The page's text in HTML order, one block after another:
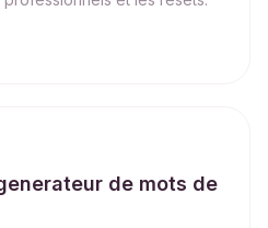
de mots de